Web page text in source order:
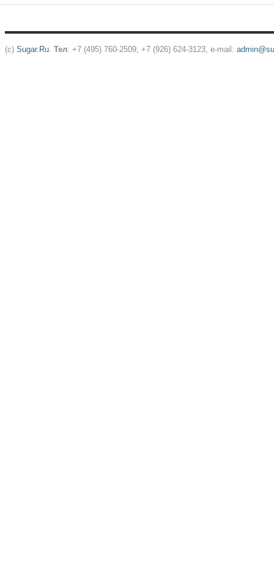
(c) Sugar.Ru. Тел: +7 (495) 760-2509, +7 (926) 624-3123, e-mail: